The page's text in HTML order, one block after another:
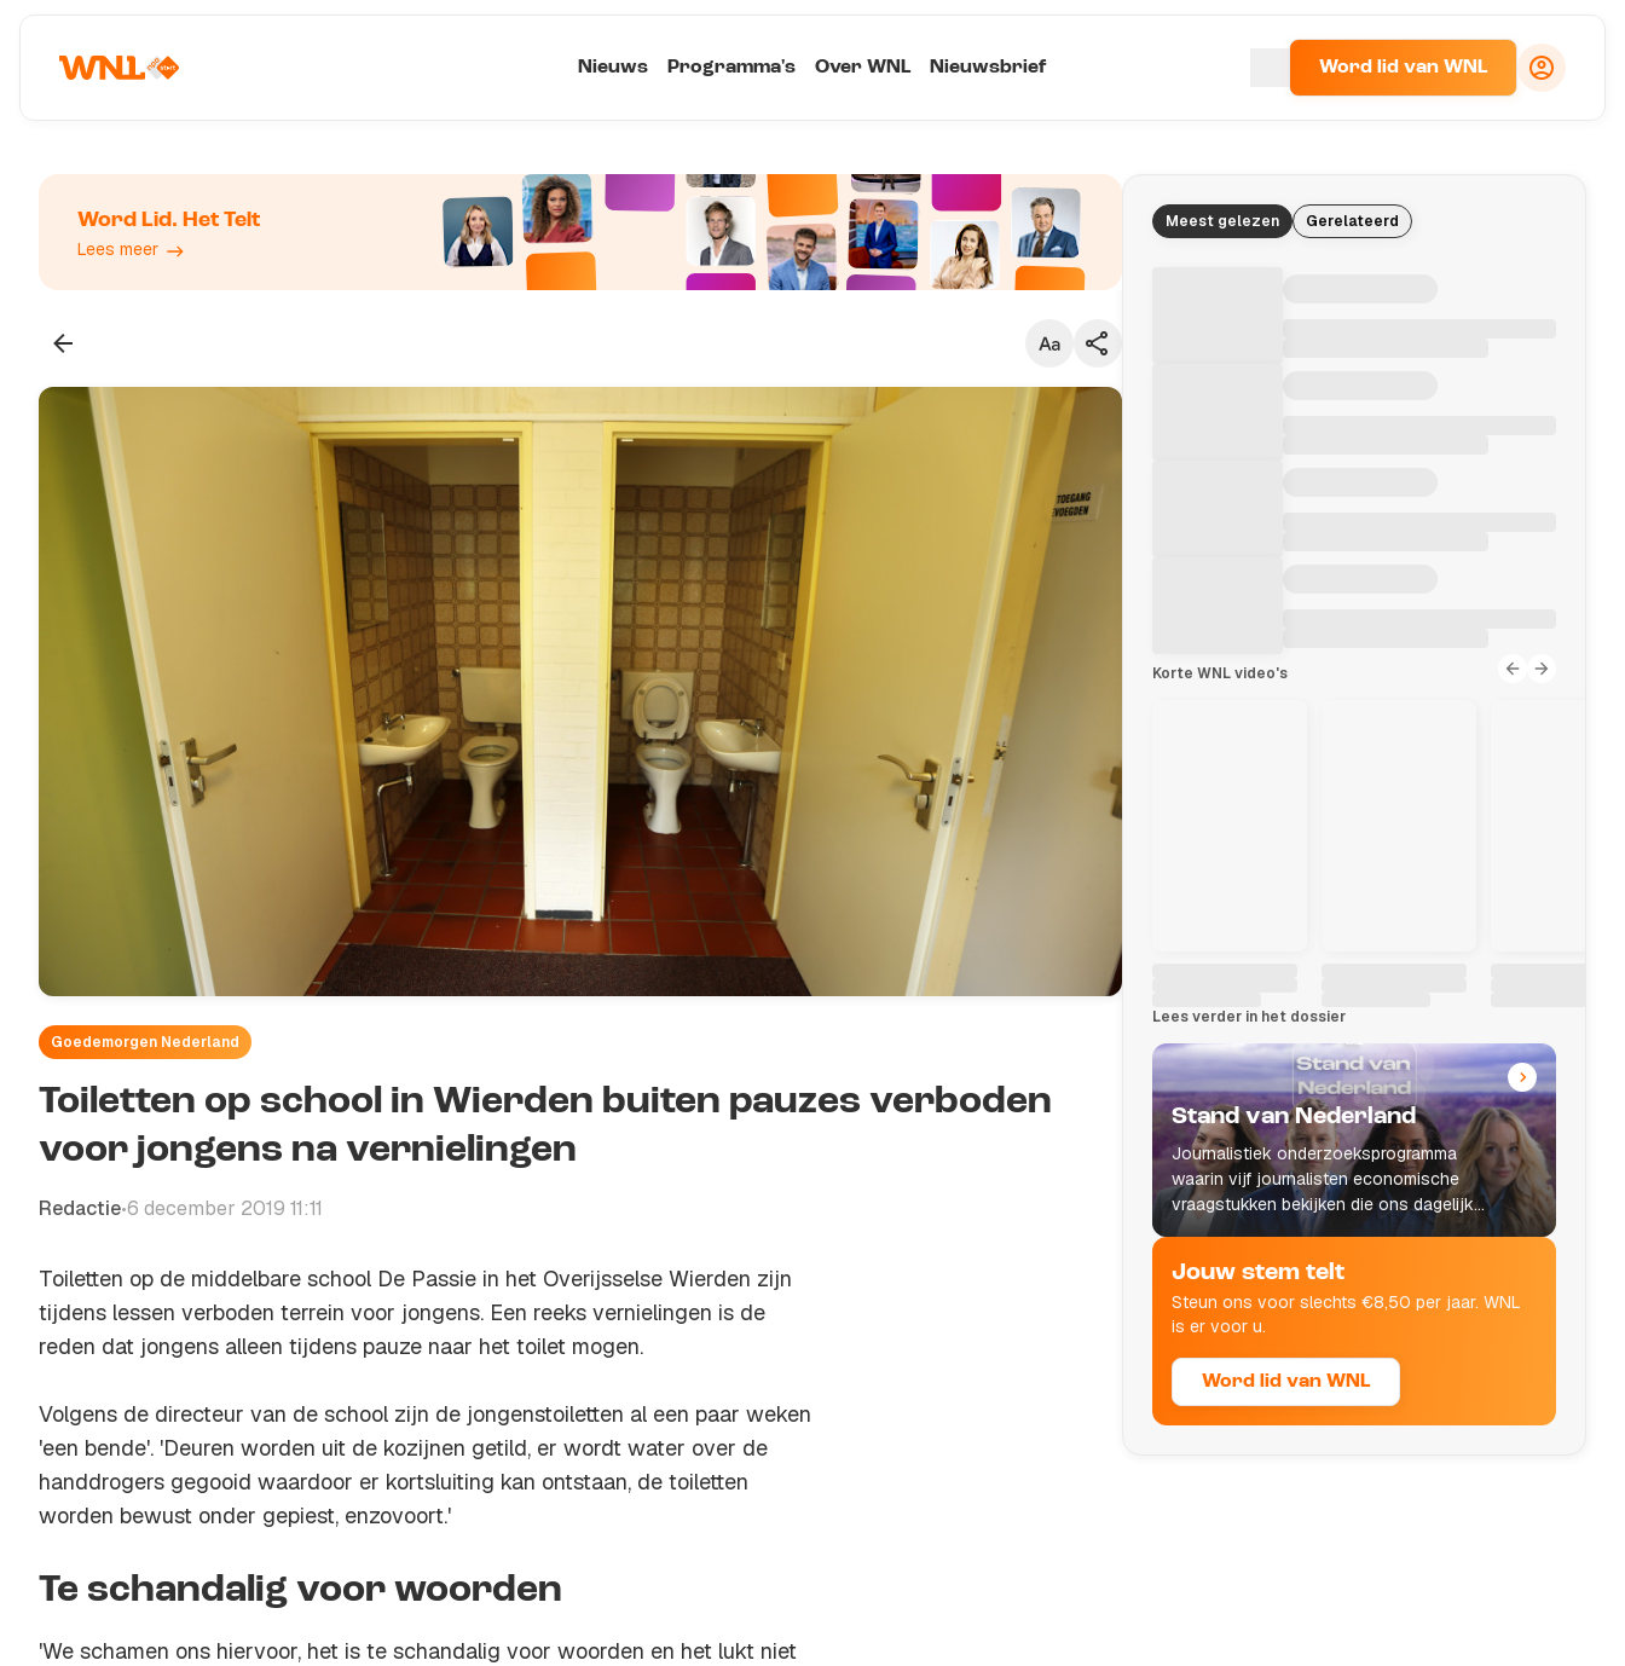
Nieuws Programma's Over WNL Nieuwsbrief Word lid van WNL
Word Lid. Het Telt
Lees meer
Standaard
Groot
Kopieer link
Goedemorgen Nederland
Toiletten op school in Wierden buiten pauzes verboden
voor jongens na vernielingen
Redactie•6 december 2019 11:11
Toiletten op de middelbare school De Passie in het Overijsselse Wierden zijn
tijdens lessen verboden terrein voor jongens. Een reeks vernielingen is de
reden dat jongens alleen tijdens pauze naar het toilet mogen.
Volgens de directeur van de school zijn de jongenstoiletten al een paar weken
'een bende'. 'Deuren worden uit de kozijnen getild, er wordt water over de
handdrogers gegooid waardoor er kortsluiting kan ontstaan, de toiletten
worden bewust onder gepiest, enzovoort.'
Te schandalig voor woorden
'We schamen ons hiervoor, het is te schandalig voor woorden en het lukt niet
Meest gelezen Gerelateerd
Korte WNL video's
Lees verder in het dossier
Stand van Nederland
Journalistiek onderzoeksprogramma
waarin vijf journalisten economische
vraagstukken bekijken die ons dagelijks
leven raken.
Jouw stem telt
Steun ons voor slechts €8,50 per jaar. WNL
is er voor u.
Word lid van WNL